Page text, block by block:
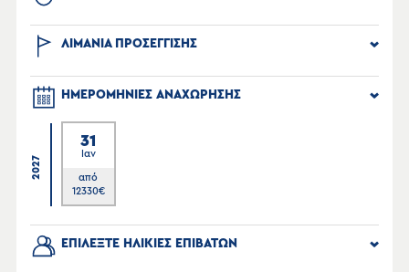
ΛΙΜΑΝΙΑ ΠΡΟΣΕΓΓΙΣΗΣ
ΗΜΕΡΟΜΗΝΙΕΣ ΑΝΑΧΩΡΗΣΗΣ
2027
31
Ιαν
από
12330€
ΕΠΙΛΕΞΤΕ ΗΛΙΚΙΕΣ ΕΠΙΒΑΤΩΝ